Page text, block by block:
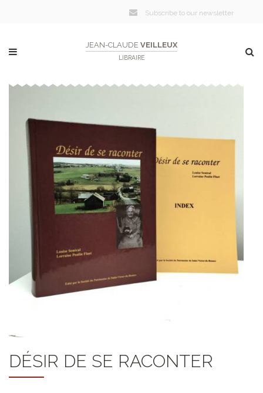
Subscribe to our newsletter
JEAN-CLAUDE VEILLEUX
LIBRAIRE
DÉSIR DE SE RACONTER